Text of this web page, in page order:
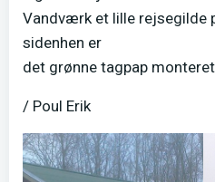
Vandværk et lille rejsegilde
sidenhen er
det grønne tagpap
/ Poul Erik